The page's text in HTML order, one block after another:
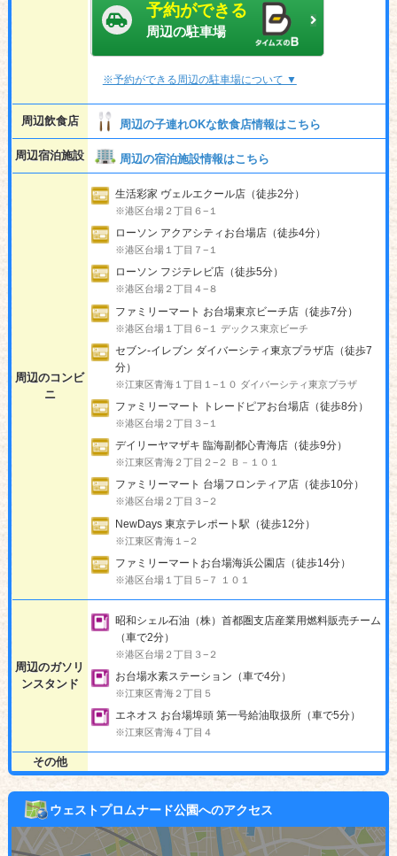
予約ができる
周辺の駐車場
※予約ができる周辺の駐車場について ▼
周辺飲食店 周辺の子連れOKな飲食店情報はこちら
周辺宿泊施設 周辺の宿泊施設情報はこちら
周辺のコンビ
ニ
生活彩家 ヴェルエクール店（徒歩2分）
※港区台場２丁目６−１
ローソン アクアシティお台場店（徒歩4分）
※港区台場１丁目７−１
ローソン フジテレビ店（徒歩5分）
※港区台場２丁目４−８
ファミリーマート お台場東京ビーチ店（徒歩7分）
※港区台場１丁目６−１ デックス東京ビーチ
セブン-イレブン ダイバーシティ東京プラザ店（徒歩7
分）
※江東区青海１丁目１−１０ ダイバーシティ東京プラザ
ファミリーマート トレードピアお台場店（徒歩8分）
※港区台場２丁目３−１
デイリーヤマザキ 臨海副都心青海店（徒歩9分）
※江東区青海２丁目２−２ Ｂ－１０１
ファミリーマート 台場フロンティア店（徒歩10分）
※港区台場２丁目３−２
NewDays 東京テレポート駅（徒歩12分）
※江東区青海１−２
ファミリーマートお台場海浜公園店（徒歩14分）
※港区台場１丁目５−７ １０１
周辺のガソリ
ンスタンド
昭和シェル石油（株）首都圏支店産業用燃料販売チーム
（車で2分）
※港区台場２丁目３−２
お台場水素ステーション（車で4分）
※江東区青海２丁目５
エネオス お台場埠頭 第一号給油取扱所（車で5分）
※江東区青海４丁目４
その他
ウェストプロムナード公園へのアクセス